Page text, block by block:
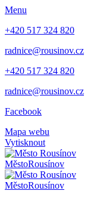
Menu
+420 517 324 820
radnice@rousinov.cz
+420 517 324 820
radnice@rousinov.cz
Facebook
Mapa webu
Vytisknout
MěstoRousínov
MěstoRousínov